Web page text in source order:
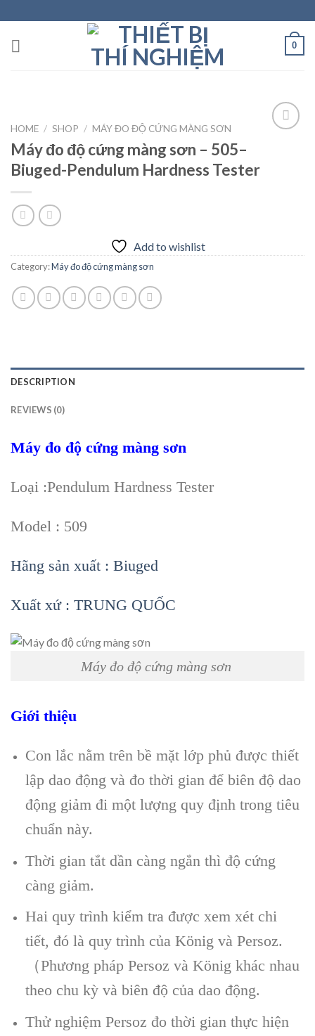
to
content
0
HOME / SHOP / MÁY ĐO ĐỘ CỨNG MÀNG SƠN
Máy đo độ cứng màng sơn – 505–
Biuged-Pendulum Hardness Tester
Add to wishlist
Category:Máy đo độ cứng màng sơn
DESCRIPTION
REVIEWS (0)
Máy đo độ cứng màng sơn
Loại :Pendulum Hardness Tester
Model : 509
Hãng sản xuất : Biuged
Xuất xứ : TRUNG QUỐC
Máy đo độ cứng màng sơn
Giới thiệu
Con lắc nằm trên bề mặt lớp phủ được thiết
lập dao động và đo thời gian để biên độ dao
động giảm đi một lượng quy định trong tiêu
chuẩn này.
Thời gian tắt dần càng ngắn thì độ cứng
càng giảm.
Hai quy trình kiểm tra được xem xét chi
tiết, đó là quy trình của König và Persoz.
（Phương pháp Persoz và König khác nhau
theo chu kỳ và biên độ của dao động.
Thử nghiệm Persoz đo thời gian thực hiện